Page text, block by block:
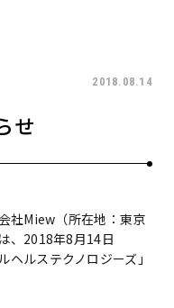
2018.08.14
せ
社Miew（所在地：東京
、2018年8月14日
ヘルステクノロジーズ」